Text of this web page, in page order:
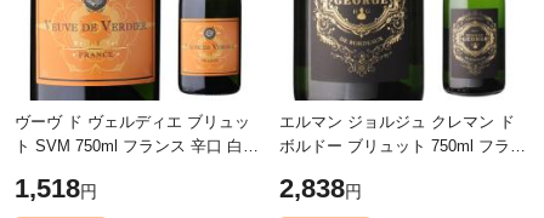
ヴーヴ ド ヴェルディエ ブリュッ
ト SVM 750ml フランス 辛口 白泡
1,518円
エルマン ジョルジュ クレマン ド
ボルドー ブリュット 750ml フラン
浜運
2,838円